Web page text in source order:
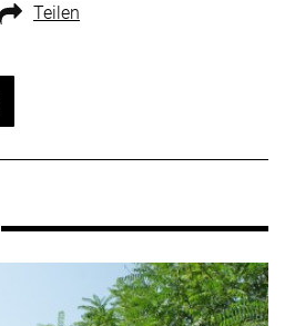
Teilen